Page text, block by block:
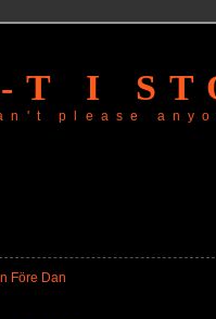
I
please
Före Dan